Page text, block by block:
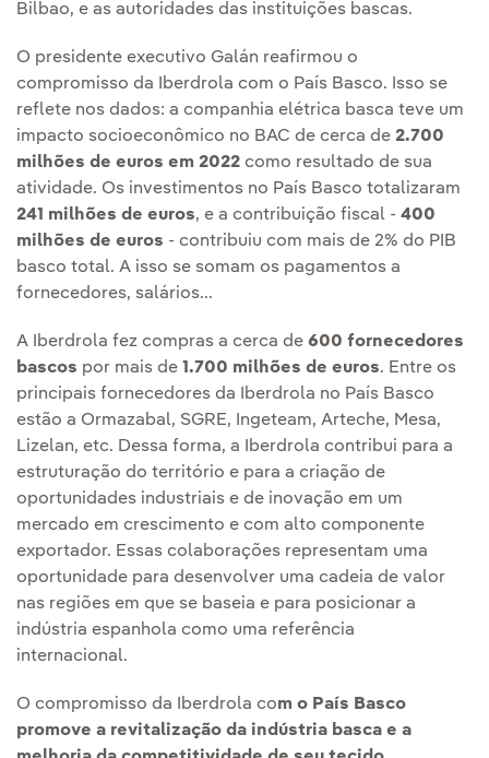
Bilbao, e as autoridades das instituições bascas.
O presidente executivo Galán reafirmou o
compromisso da Iberdrola com o País Basco. Isso se
reflete nos dados: a companhia elétrica basca teve um
impacto socioeconômico no BAC de cerca de 2.700
milhões de euros em 2022 como resultado de sua
atividade. Os investimentos no País Basco totalizaram
241 milhões de euros, e a contribuição fiscal - 400
milhões de euros - contribuiu com mais de 2% do PIB
basco total. A isso se somam os pagamentos a
fornecedores, salários...
A Iberdrola fez compras a cerca de 600 fornecedores
bascos por mais de 1.700 milhões de euros. Entre os
principais fornecedores da Iberdrola no País Basco
estão a Ormazabal, SGRE, Ingeteam, Arteche, Mesa,
Lizelan, etc. Dessa forma, a Iberdrola contribui para a
estruturação do território e para a criação de
oportunidades industriais e de inovação em um
mercado em crescimento e com alto componente
exportador. Essas colaborações representam uma
oportunidade para desenvolver uma cadeia de valor
nas regiões em que se baseia e para posicionar a
indústria espanhola como uma referência
internacional.
O compromisso da Iberdrola com o País Basco
promove a revitalização da indústria basca e a